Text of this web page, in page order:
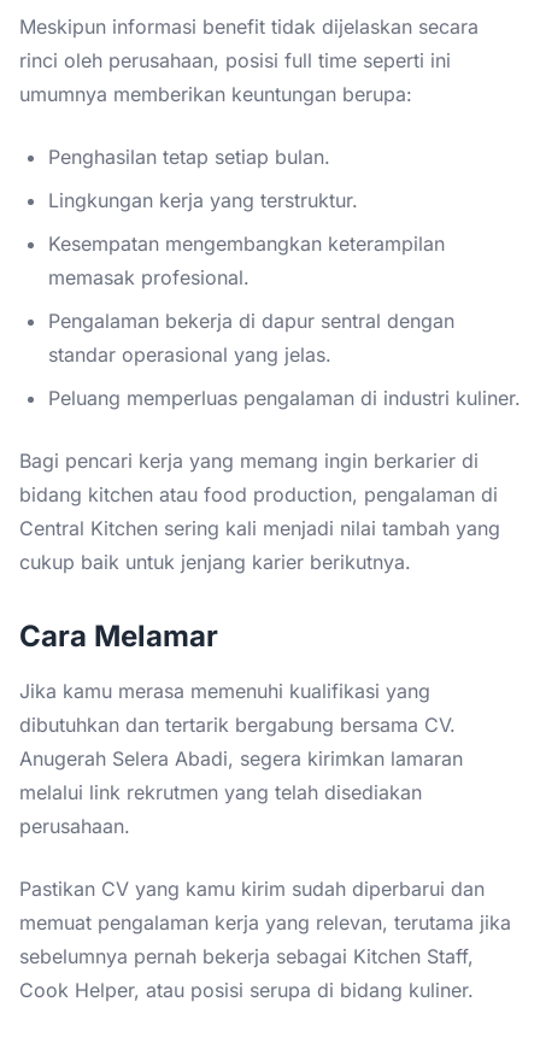
Meskipun informasi benefit tidak dijelaskan secara
rinci oleh perusahaan, posisi full time seperti ini
umumnya memberikan keuntungan berupa:
Penghasilan tetap setiap bulan.
Lingkungan kerja yang terstruktur.
Kesempatan mengembangkan keterampilan
memasak profesional.
Pengalaman bekerja di dapur sentral dengan
standar operasional yang jelas.
Peluang memperluas pengalaman di industri kuliner.
Bagi pencari kerja yang memang ingin berkarier di
bidang kitchen atau food production, pengalaman di
Central Kitchen sering kali menjadi nilai tambah yang
cukup baik untuk jenjang karier berikutnya.
Cara Melamar
Jika kamu merasa memenuhi kualifikasi yang
dibutuhkan dan tertarik bergabung bersama CV.
Anugerah Selera Abadi, segera kirimkan lamaran
melalui link rekrutmen yang telah disediakan
perusahaan.
Pastikan CV yang kamu kirim sudah diperbarui dan
memuat pengalaman kerja yang relevan, terutama jika
sebelumnya pernah bekerja sebagai Kitchen Staff,
Cook Helper, atau posisi serupa di bidang kuliner.